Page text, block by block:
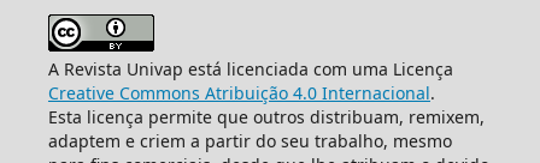
A Revista Univap está licenciada com uma Licença
Creative Commons Atribuição 4.0 Internacional.
Esta licença permite que outros distribuam, remixem,
adaptem e criem a partir do seu trabalho, mesmo